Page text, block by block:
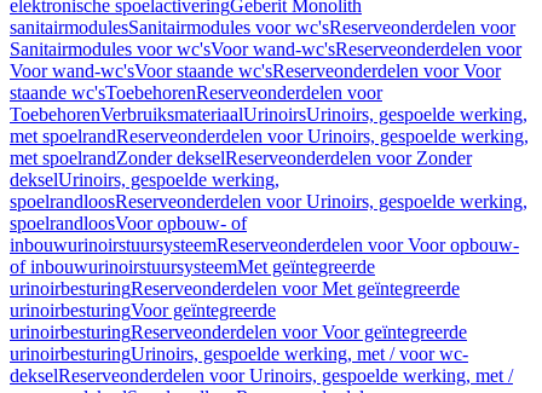
elektronische spoelactiveringGeberit Monolith
sanitairmodulesSanitairmodules voor wc'sReserveonderdelen voor
Sanitairmodules voor wc'sVoor wand-wc'sReserveonderdelen voor
Voor wand-wc'sVoor staande wc'sReserveonderdelen voor Voor
staande wc'sToebehorenReserveonderdelen voor
ToebehorenVerbruiksmateriaalUrinoirsUrinoirs, gespoelde werking,
met spoelrandReserveonderdelen voor Urinoirs, gespoelde werking,
met spoelrandZonder dekselReserveonderdelen voor Zonder
dekselUrinoirs, gespoelde werking,
spoelrandloosReserveonderdelen voor Urinoirs, gespoelde werking,
spoelrandloosVoor opbouw- of
inbouwurinoirstuursysteemReserveonderdelen voor Voor opbouw-
of inbouwurinoirstuursysteemMet geïntegreerde
urinoirbesturingReserveonderdelen voor Met geïntegreerde
urinoirbesturingVoor geïntegreerde
urinoirbesturingReserveonderdelen voor Voor geïntegreerde
urinoirbesturingUrinoirs, gespoelde werking, met / voor wc-
dekselReserveonderdelen voor Urinoirs, gespoelde werking, met /